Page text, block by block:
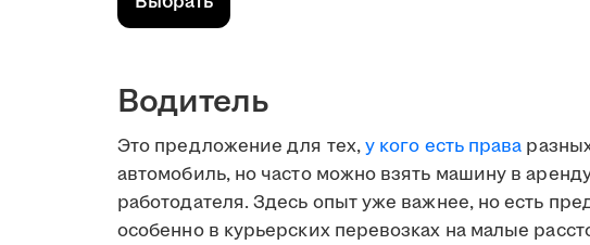
Водитель
Это предложение для тех,у кого есть права
автомобиль, но часто можно взять машину в
работодателя. Здесь опыт уже важнее, но есть
особенно в курьерских перевозках на малые